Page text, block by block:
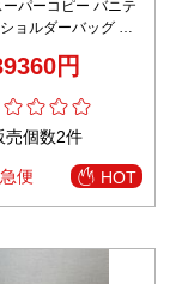
ーパーコピー バニテ
ョルダーバッグ バ
円
売個数2件
便 HOT